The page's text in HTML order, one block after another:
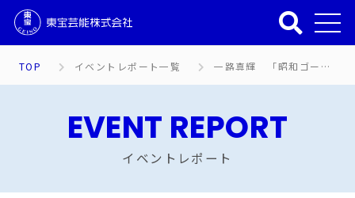
TOP イベントレポート一覧 一路真輝 「昭和ゴールデンHITS 100 in Orchestra」囲み取材に登壇！
EVENT REPORT
イベントレポート